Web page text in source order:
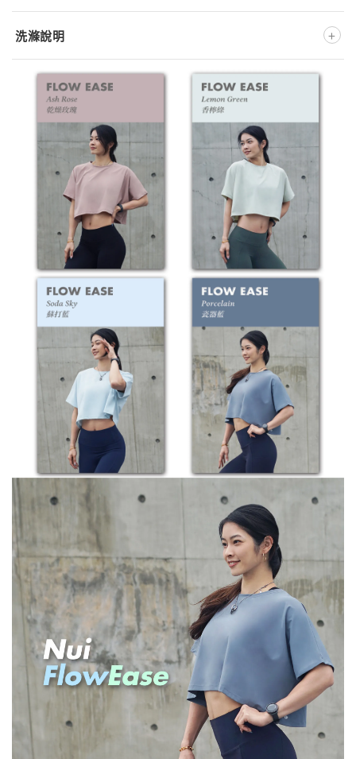
洗滌說明 +
深淺色分開洗
低溫洗滌
不可添加柔軟精
低溫熨燙
（除非必要）低溫烘乾
※ 此款布料為特殊處理材質，洗滌時強烈建議
反面放入洗衣袋
※ 正確的洗滌方式將大大地影響產品壽命